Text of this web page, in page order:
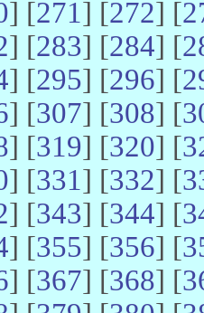
] [271] [272] [
] [283] [284] [
] [295] [296] [
] [307] [308] [
] [319] [320] [
] [331] [332] [
] [343] [344] [
] [355] [356] [
] [367] [368] [